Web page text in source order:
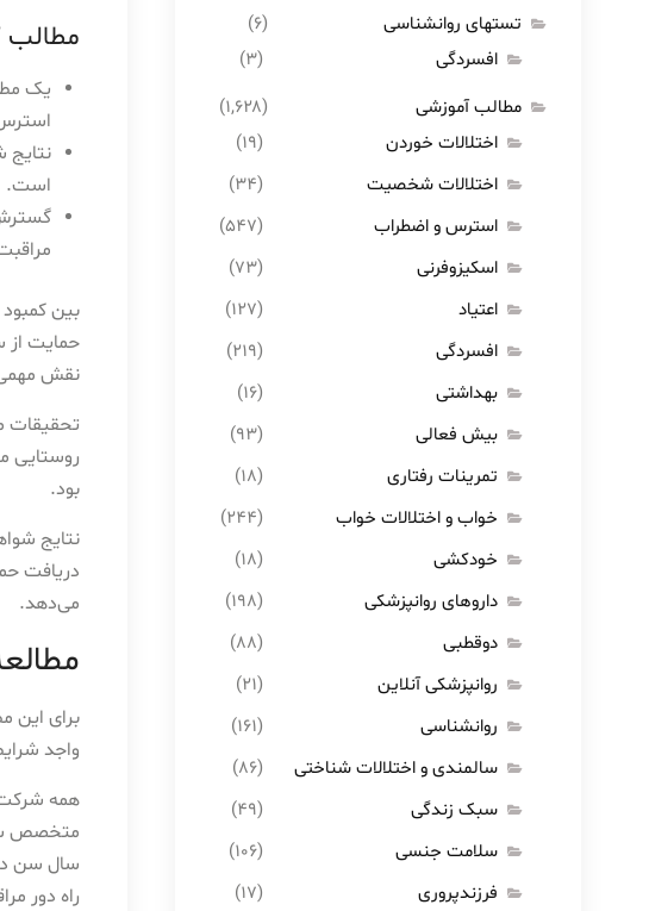
مطالب
یک
نتایج
است.
بین
حمایت از
نقش
تحقیقات
روستایی
بود.
نتایج
دریافت
می‌دهد.
واجد
سال سن
راه دور
تستهای روانشناسی
(۶)
افسردگی
(۳)
مطالب آموزشی
(۱,۶۲۸)
اختلالات خوردن
(۱۹)
اختلالات شخصیت
(۳۴)
استرس و اضطراب
(۵۴۷)
اسکیزوفرنی
(۷۳)
اعتیاد
(۱۲۷)
افسردگی
(۲۱۹)
بهداشتی
(۱۶)
بیش فعالی
(۹۳)
تمرینات رفتاری
(۱۸)
خواب و اختلالات خواب
(۲۴۴)
خودکشی
(۱۸)
داروهای روانپزشکی
(۱۹۸)
دوقطبی
(۸۸)
روانپزشکی آنلاین
(۲۱)
روانشناسی
(۱۶۱)
سالمندی و اختلالات شناختی
(۸۶)
سبک زندگی
(۴۹)
سلامت جنسی
(۱۰۶)
فرزندپروری
(۱۷)